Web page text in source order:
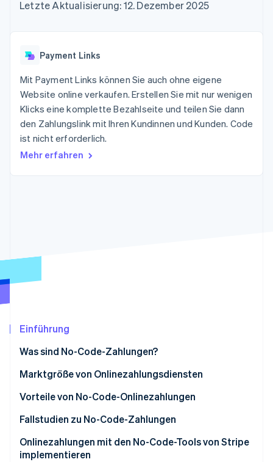
Authorization
Optimierung der
Autorisierungsraten
Link
Beschleunigter
Bezahlvorgang
Financial
Connections
Verbundene
Data Pipeline
Climate
CO₂-Entnahme
Erfahren Sie, wie Stripe Lösungen für die
Geldmanagement
SaaS
Nach Branche
KI-Unternehmen
Gaming
Bewirtung, Reisen und
Versicherungen
Marktplatz auf
Abonnementverwaltung
So setzen Sie
Abrechnung um
Stablecoin-gestützte
Karten ausgeben: So
geht´s
Bereitstellung und
Verwaltung von
Diensten mit Agenten
Newsroom
Stripe Press
Kontakt
kontaktieren
Partner werden
Letzte Aktualisierung: 12. Dezember 2025
Payment Links
Mit Payment Links können Sie auch ohne eigene
Website online verkaufen. Erstellen Sie mit nur wenigen
Klicks eine komplette Bezahlseite und teilen Sie dann
den Zahlungslink mit Ihren Kundinnen und Kunden. Code
ist nicht erforderlich.
Mehr erfahren
Einführung
Was sind No-Code-Zahlungen?
Marktgröße von Onlinezahlungsdiensten
Vorteile von No-Code-Onlinezahlungen
Fallstudien zu No-Code-Zahlungen
Zahlungssysteme für E-Commerce Websites und
Apps
Onlinezahlungen mit den No-Code-Tools von Stripe
implementieren